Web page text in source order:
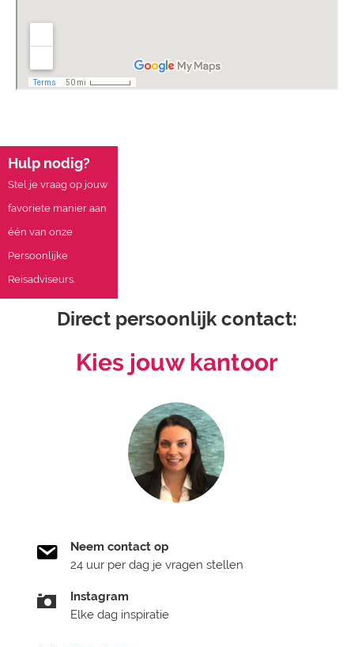
Hulp nodig?
Stel je vraag op jouw
favoriete manier aan
één van onze
Persoonlijke
Reisadviseurs.
Direct persoonlijk contact:
Kies jouw kantoor
Neem contact op
24 uur per dag je vragen stellen
Instagram
Elke dag inspiratie